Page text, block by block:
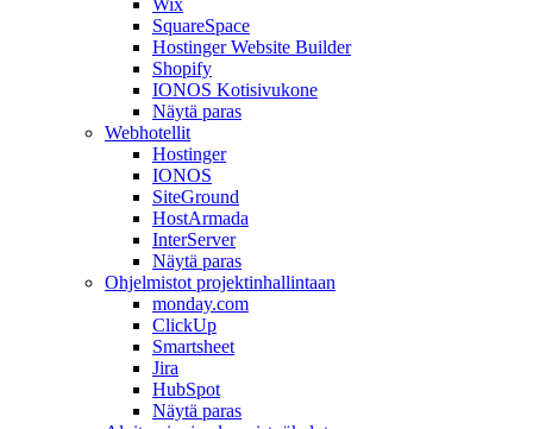
Wix
SquareSpace
Hostinger Website Builder
Shopify
IONOS Kotisivukone
Näytä paras
Webhotellit
Hostinger
IONOS
SiteGround
HostArmada
InterServer
Näytä paras
Ohjelmistot projektinhallintaan
monday.com
ClickUp
Smartsheet
Jira
HubSpot
Näytä paras